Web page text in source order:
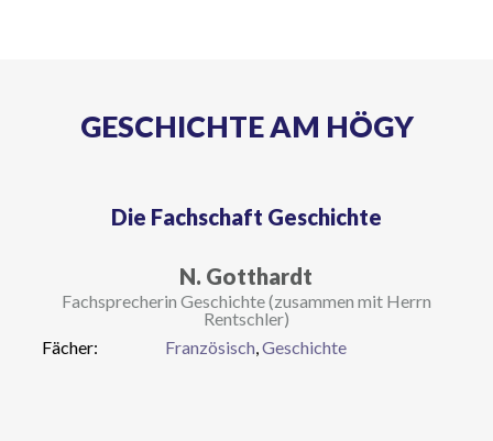
GESCHICHTE AM HÖGY
Die Fachschaft Geschichte
N. Gotthardt
Fachsprecherin Geschichte (zusammen mit Herrn
Rentschler)
Fächer:
Französisch Geschichte